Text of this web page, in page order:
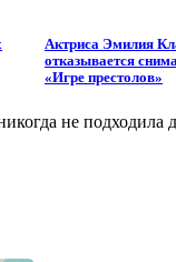
Актриса Эмилия
отказывается
«Игре престолов»
не подходила